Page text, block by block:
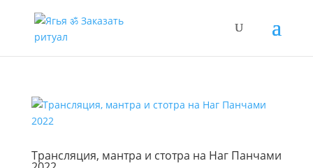
Трансляция, мантра и стотра на Наг Панчами